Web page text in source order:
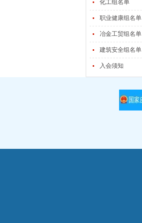
化工组名单
职业健康组名单
冶金工贸组名单
建筑安全组名单
入会须知